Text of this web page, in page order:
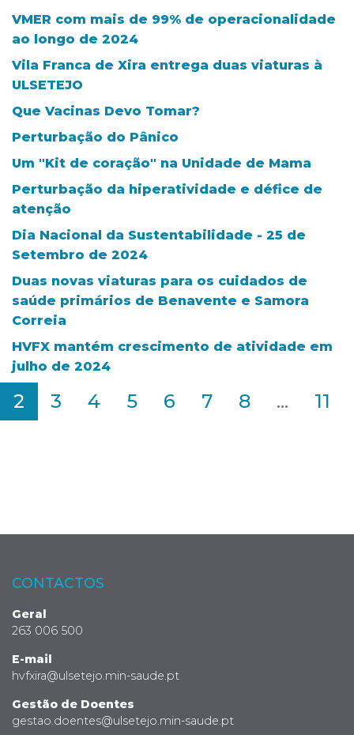
VMER com mais de 99% de operacionalidade
ao longo de 2024
Vila Franca de Xira entrega duas viaturas à
ULSETEJO
Que Vacinas Devo Tomar?
Perturbação do Pânico
Um "Kit de coração" na Unidade de Mama
Perturbação da hiperatividade e défice de
atenção
Dia Nacional da Sustentabilidade - 25 de
Setembro de 2024
Duas novas viaturas para os cuidados de
saúde primários de Benavente e Samora
Correia
HVFX mantém crescimento de atividade em
julho de 2024
2 3 4 5 6 7 8 ... 11
CONTACTOS
Geral
263 006 500
E-mail
hvfxira@ulsetejo.min-saude.pt
Gestão de Doentes
gestao.doentes@ulsetejo.min-saude.pt